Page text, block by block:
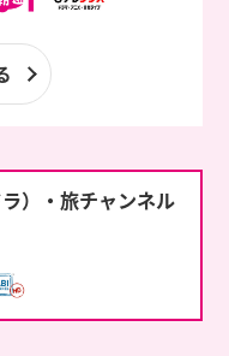
）・旅チャンネル